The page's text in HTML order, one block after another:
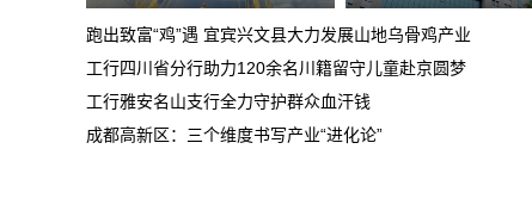
重庆鑫茂丰硕汽车销售有限公司收取定金
5000元不予退还
Smart汽车肆意欺骗消费者，总部监管缺
跑出致富“鸡”遇 宜宾兴文县大力发展山地乌骨鸡产业
工行四川省分行助力120余名川籍留守儿童赴京圆梦
工行雅安名山支行全力守护群众血汗钱
成都高新区：三个维度书写产业“进化论”